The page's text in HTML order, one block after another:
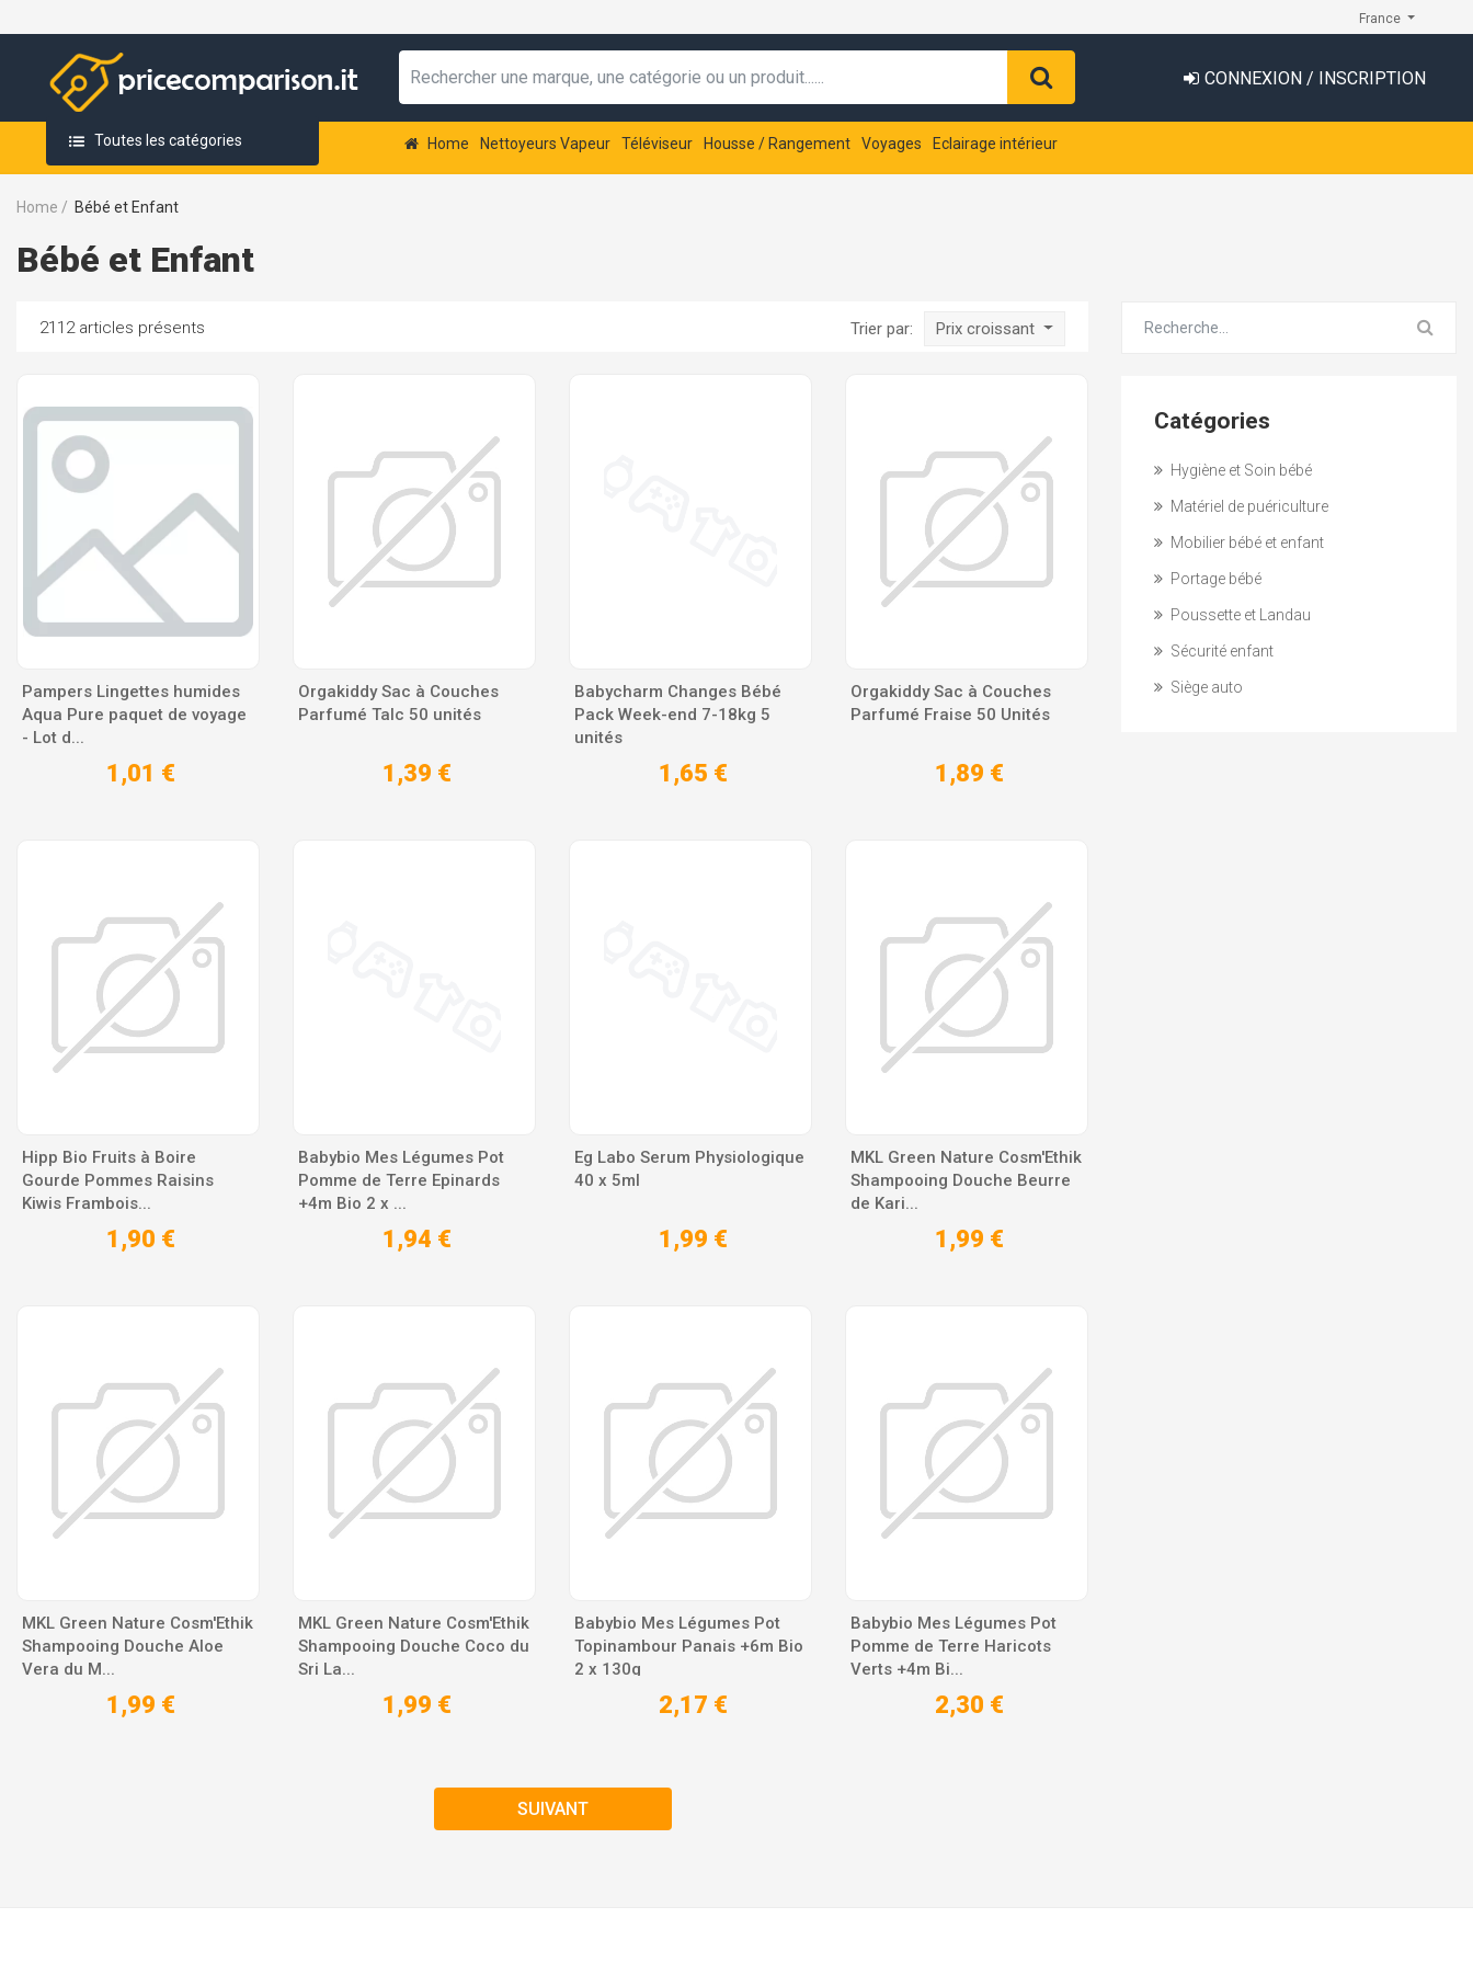
France
CONNEXION / INSCRIPTION
Toutes les catégories Home Nettoyeurs Vapeur Téléviseur Housse / Rangement Voyages Eclairage intérieur
Home / Bébé et Enfant
Bébé et Enfant
Catégories
Hygiène et Soin bébé
Matériel de puériculture
Mobilier bébé et enfant
Portage bébé
Poussette et Landau
Sécurité enfant
Siège auto
2112 articles présents Trier par: Prix croissant
Pampers Lingettes humides
Aqua Pure paquet de voyage
- Lot d...
1,01 €
Orgakiddy Sac à Couches
Parfumé Talc 50 unités
1,39 €
Babycharm Changes Bébé
Pack Week-end 7-18kg 5
unités
1,65 €
Orgakiddy Sac à Couches
Parfumé Fraise 50 Unités
1,89 €
Hipp Bio Fruits à Boire
Gourde Pommes Raisins
Kiwis Frambois...
1,90 €
Babybio Mes Légumes Pot
Pomme de Terre Epinards
+4m Bio 2 x ...
1,94 €
Eg Labo Serum Physiologique
40 x 5ml
1,99 €
MKL Green Nature Cosm'Ethik
Shampooing Douche Beurre
de Kari...
1,99 €
MKL Green Nature Cosm'Ethik
Shampooing Douche Aloe
Vera du M...
1,99 €
MKL Green Nature Cosm'Ethik
Shampooing Douche Coco du
Sri La...
1,99 €
Babybio Mes Légumes Pot
Topinambour Panais +6m Bio
2 x 130g
2,17 €
Babybio Mes Légumes Pot
Pomme de Terre Haricots
Verts +4m Bi...
2,30 €
SUIVANT